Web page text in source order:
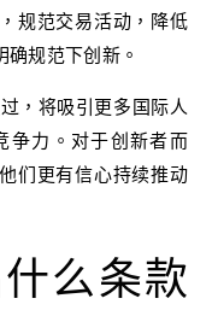
规范交易活动，降低
规范下创新。
，将吸引更多国际人
争力。对于创新者而
们更有信心持续推动
么条款